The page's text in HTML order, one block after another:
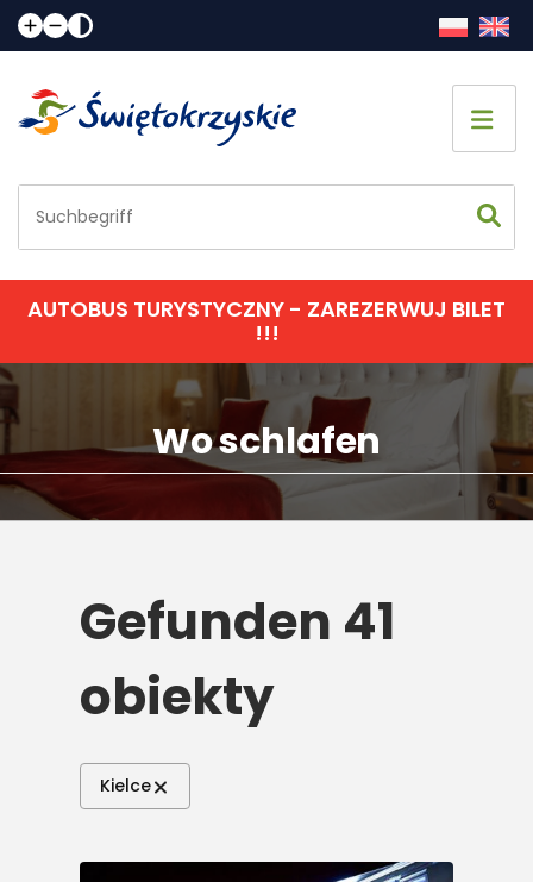
AUTOBUS TURYSTYCZNY - ZAREZERWUJ BILET
!!!
Wo schlafen
Gefunden 41
obiekty
Kielce